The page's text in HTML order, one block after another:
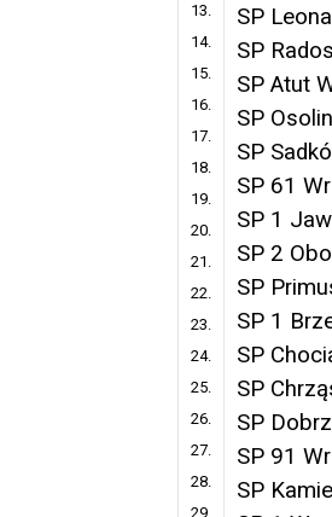
13.
14.
15.
16.
17.
18.
19.
20.
21.
22.
23.
24.
25.
26.
27.
28.
29.
SP
SP
SP Atut
SP Osolin
SP
SP 61
SP 1
SP 2
SP
SP 1
SP
SP
SP
SP 91
SP